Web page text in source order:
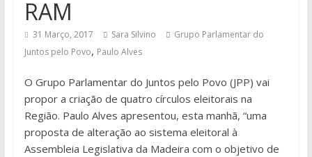
RAM
31 Março, 2017 Sara Silvino
Grupo Parlamentar do
Juntos pelo Povo, Paulo Alves
O Grupo Parlamentar do Juntos pelo Povo (JPP) vai
propor a criação de quatro círculos eleitorais na
Região. Paulo Alves apresentou, esta manhã, “uma
proposta de alteração ao sistema eleitoral à
Assembleia Legislativa da Madeira com o objetivo de